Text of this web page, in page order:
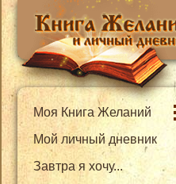
Моя Книга Желаний
Мой личный дневник
Завтра я хочу...